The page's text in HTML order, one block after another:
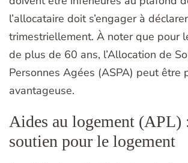
l’allocataire doit s’engager à
trimestriellement. À noter que pour
de plus de 60 ans, l’Allocation de
Personnes Agées (ASPA) peut être
avantageuse.
Aides au logement (APL)
soutien pour le logement